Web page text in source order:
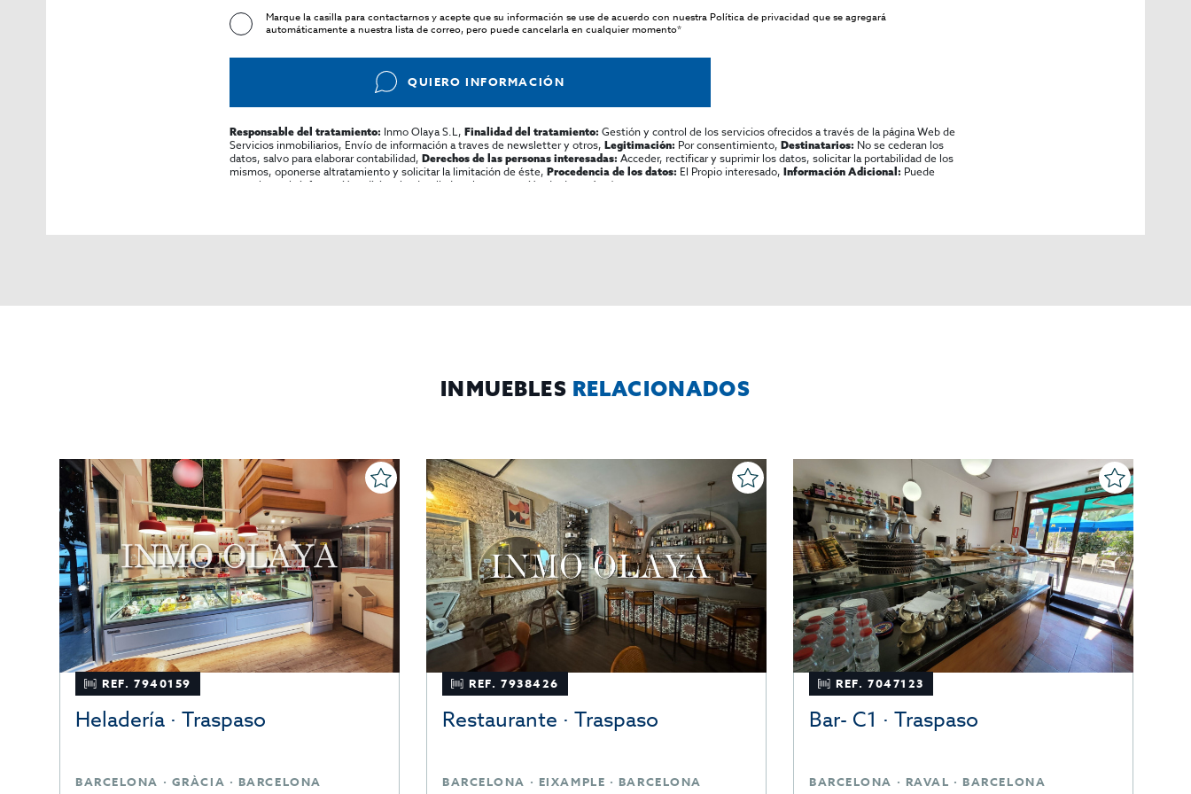
Marque la casilla para contactarnos y acepte que su información se use de acuerdo con nuestraPolítica de privacidad que se agregará
automáticamente a nuestra lista de correo, pero puede cancelarla en cualquier momento*
QUIERO INFORMACIÓN
Responsable del tratamiento: Inmo Olaya S.L, Finalidad del tratamiento: Gestión y control de los servicios ofrecidos a través de la página Web de
Servicios inmobiliarios, Envío de información a traves de newsletter y otros, Legitimación: Por consentimiento, Destinatarios: No se cederan los
datos, salvo para elaborar contabilidad, Derechos de las personas interesadas: Acceder, rectificar y suprimir los datos, solicitar la portabilidad de los
mismos, oponerse altratamiento y solicitar la limitación de éste, Procedencia de los datos: El Propio interesado, Información Adicional: Puede
consultarse la información adicional y detallada sobre protección de datos
Aquí.
INMUEBLES RELACIONADOS
REF. 7940159
Heladería · Traspaso
BARCELONA · GRÀCIA · BARCELONA
REF. 7938426
Restaurante · Traspaso
BARCELONA · EIXAMPLE · BARCELONA
REF. 7047123
Bar- C1 · Traspaso
BARCELONA · RAVAL · BARCELONA